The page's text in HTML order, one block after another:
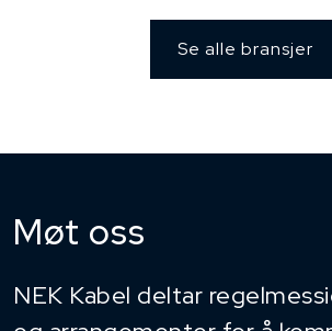
Se alle bransjer
Møt oss
NEK Kabel deltar